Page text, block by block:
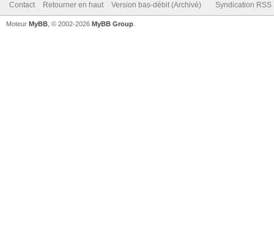
Contact Retourner en haut Version bas-débit (Archivé) Syndication RSS
Moteur MyBB , © 2002-2026 MyBB Group